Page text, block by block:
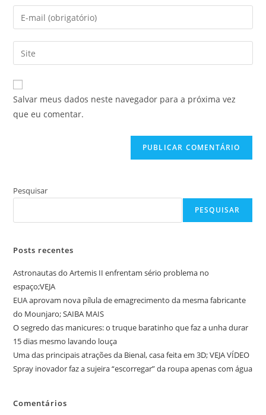
nome
ou
de
usuário
para
comentar
Digite
seu
endereço
de
mail
para
comentar
Digite
o
URL
do
site
Salvar meus dados neste navegador para a próxima vez
que eu comentar.
Pesquisar
PESQUISAR
Posts recentes
Astronautas do Artemis II enfrentam sério problema no
espaço;VEJA
EUA aprovam nova pílula de emagrecimento da mesma fabricante
do Mounjaro; SAIBA MAIS
O segredo das manicures: o truque baratinho que faz a unha durar
15 dias mesmo lavando louça
Uma das principais atrações da Bienal, casa feita em 3D; VEJA VÍDEO
Spray inovador faz a sujeira “escorregar” da roupa apenas com água
Comentários